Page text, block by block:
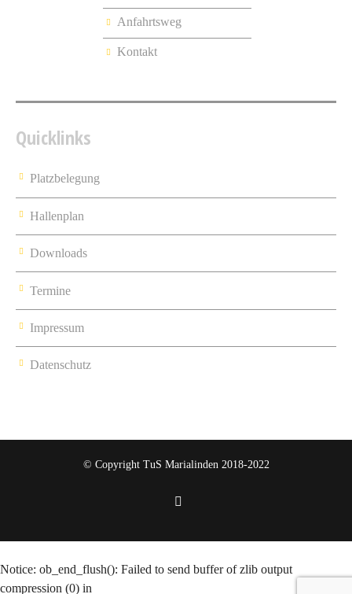
Anfahrtsweg
Kontakt
Quicklinks
Platzbelegung
Hallenplan
Downloads
Termine
Impressum
Datenschutz
© Copyright TuS Marialinden 2018-2022
Notice: ob_end_flush(): Failed to send buffer of zlib output
compression (0) in